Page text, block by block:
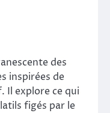
des
inspirées de
Il explore ce qui
figés par le